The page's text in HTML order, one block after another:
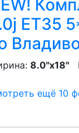
ET35
8.0"x18"
ещё 10